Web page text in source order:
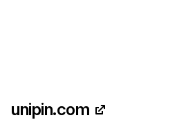
unipin.com